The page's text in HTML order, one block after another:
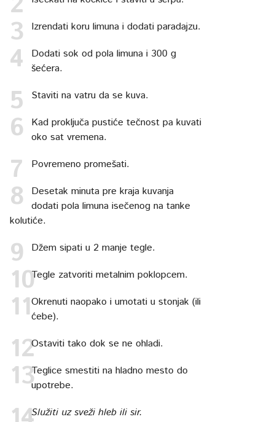
Izrendati koru limuna i dodati paradajzu.
Dodati sok od pola limuna i 300 g
šećera.
Staviti na vatru da se kuva.
Kad proključa pustiće tečnost pa kuvati
oko sat vremena.
Povremeno promešati.
Desetak minuta pre kraja kuvanja
dodati pola limuna isečenog na tanke
kolutiće.
Džem sipati u 2 manje tegle.
Tegle zatvoriti metalnim poklopcem.
Okrenuti naopako i umotati u stonjak (ili
ćebe).
Ostaviti tako dok se ne ohladi.
Teglice smestiti na hladno mesto do
upotrebe.
Služiti uz sveži hleb ili sir.